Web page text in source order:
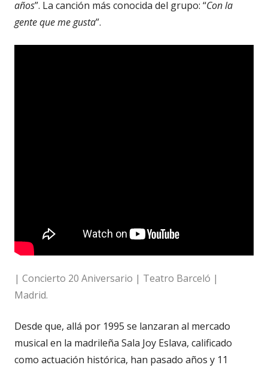
años”. La canción más conocida del grupo: “Con la
gente que me gusta”.
| Concierto 20 Aniversario | Teatro Barceló |
Madrid.
Desde que, allá por 1995 se lanzaran al mercado
musical en la madrileña Sala Joy Eslava, calificado
como actuación histórica, han pasado años y 11